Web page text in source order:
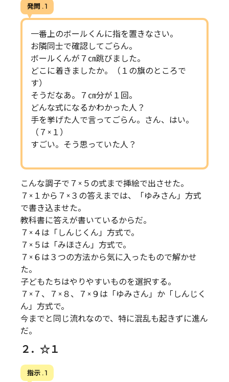
発問 . 1
一番上のボールくんに指を置きなさい。
お隣同士で確認してごらん。
ボールくんが７㎝跳びました。
どこに着きましたか。（１の旗のところで
す）
そうだなあ。７㎝分が１回。
どんな式になるかわかった人？
手を挙げた人で言ってごらん。さん、はい。
（７×１）
すごい。そう思っていた人？
こんな調子で７×５の式まで挿絵で出させた。
７×１から７×３の答えまでは、「ゆみさん」方式
で書き込ませた。
教科書に答えが書いているからだ。
７×４は「しんじくん」方式で。
７×５は「みほさん」方式で。
７×６は３つの方法から気に入ったもので解かせ
た。
子どもたちはやりやすいものを選択する。
７×７、７×８、７×９は「ゆみさん」か「しんじく
ん」方式で。
今までと同じ流れなので、特に混乱も起きずに進ん
だ。
２．☆１
指示 . 1